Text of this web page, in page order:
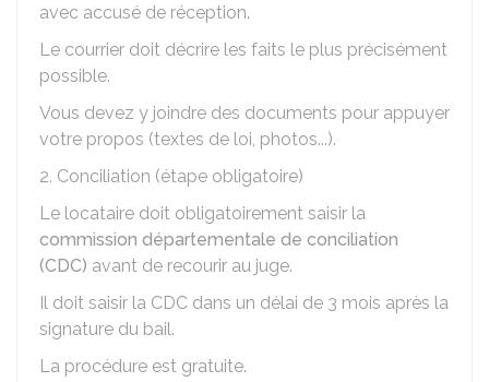
avec accusé de réception.
Le courrier doit décrire les faits le plus précisément
possible.
Vous devez y joindre des documents pour appuyer
votre propos (textes de loi, photos...).
2. Conciliation (étape obligatoire)
Le locataire doit obligatoirement saisir la
commission départementale de conciliation
(CDC) avant de recourir au juge.
Il doit saisir la CDC dans un délai de 3 mois après la
signature du bail.
La procédure est gratuite.